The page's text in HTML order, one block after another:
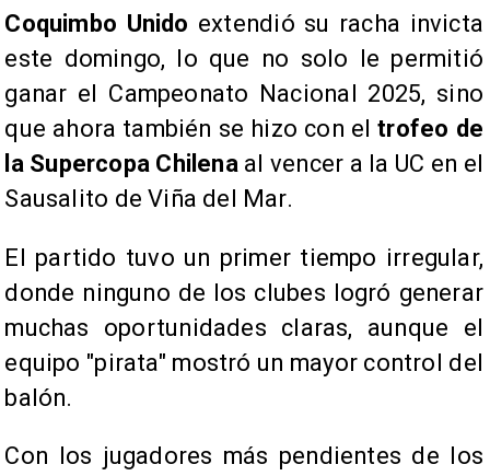
Coquimbo Unido extendió su racha invicta
este domingo, lo que no solo le permitió
ganar el Campeonato Nacional 2025, sino
que ahora también se hizo con eltrofeo de
la Supercopa Chilena al vencer a la UC en el
Sausalito de Viña del Mar.
El partido tuvo un primer tiempo irregular,
donde ninguno de los clubes logró generar
muchas oportunidades claras, aunque el
equipo "pirata" mostró un mayor control del
balón.
Con los jugadores más pendientes de los